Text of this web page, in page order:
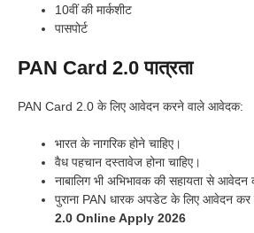
10वीं की मार्कशीट
पासपोर्ट
PAN Card 2.0 पात्रता
PAN Card 2.0 के लिए आवेदन करने वाले आवेदक:
भारत के नागरिक होने चाहिए।
वैध पहचान दस्तावेज होना चाहिए।
नाबालिग भी अभिभावक की सहायता से
पुराना PAN धारक अपडेट के लिए आवेदन
2.0 Online Apply 2026